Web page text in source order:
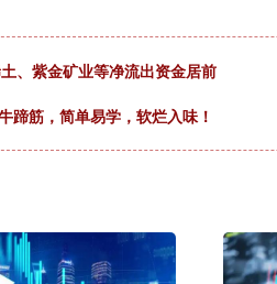
、紫金矿业等净流出资金居前
蹄筋，简单易学，软烂入味！